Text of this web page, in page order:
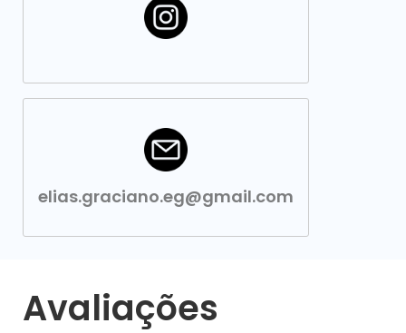
elias.graciano.eg@gmail.com
Avaliações